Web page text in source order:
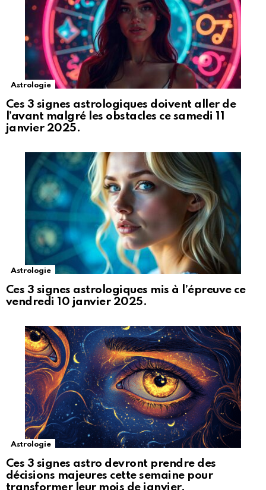
Astrologie
Ces 3 signes astrologiques doivent aller de
l’avant malgré les obstacles ce samedi 11
janvier 2025.
Astrologie
Ces 3 signes astrologiques mis à l’épreuve ce
vendredi 10 janvier 2025.
Astrologie
Ces 3 signes astro devront prendre des
décisions majeures cette semaine pour
transformer leur mois de janvier.